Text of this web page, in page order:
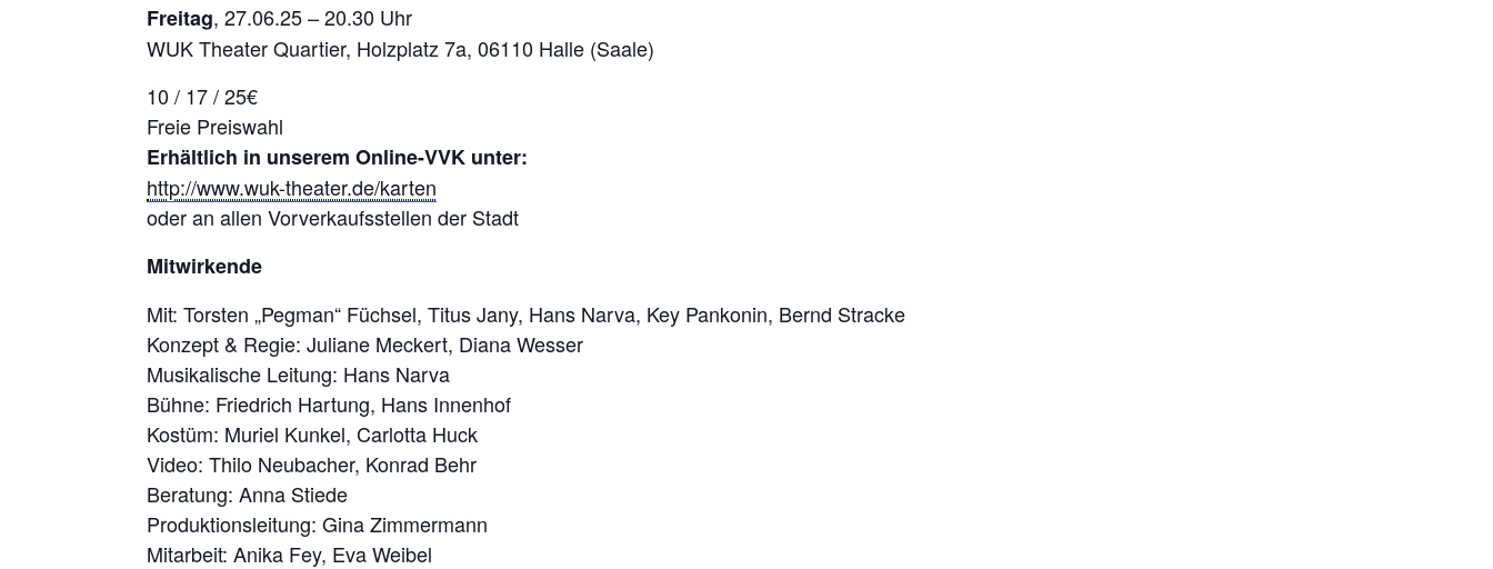
Freitag, 27.06.25 – 20.30 Uhr
WUK Theater Quartier, Holzplatz 7a, 06110 Halle (Saale)
10 / 17 / 25€
Freie Preiswahl
Erhältlich in unserem Online-VVK unter:
http://www.wuk-theater.de/karten
oder an allen Vorverkaufsstellen der Stadt
Mitwirkende
Mit: Torsten „Pegman“ Füchsel, Titus Jany, Hans Narva, Key Pankonin, Bernd Stracke
Konzept & Regie: Juliane Meckert, Diana Wesser
Musikalische Leitung: Hans Narva
Bühne: Friedrich Hartung, Hans Innenhof
Kostüm: Muriel Kunkel, Carlotta Huck
Video: Thilo Neubacher, Konrad Behr
Beratung: Anna Stiede
Produktionsleitung: Gina Zimmermann
Mitarbeit: Anika Fey, Eva Weibel